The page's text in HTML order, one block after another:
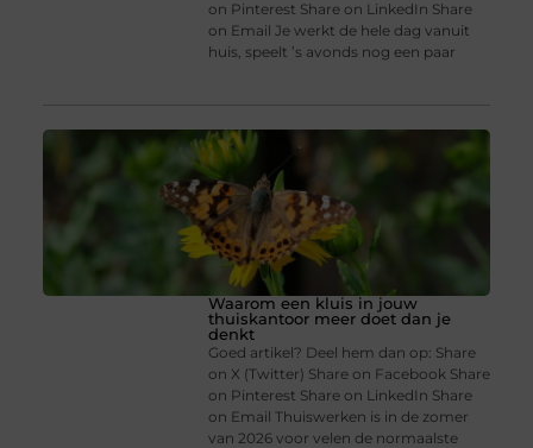
on Pinterest Share on LinkedIn Share
on Email Je werkt de hele dag vanuit
huis, speelt ’s avonds nog een paar
Waarom een kluis in jouw
thuiskantoor meer doet dan je
denkt
Goed artikel? Deel hem dan op: Share
on X (Twitter) Share on Facebook Share
on Pinterest Share on LinkedIn Share
on Email Thuiswerken is in de zomer
van 2026 voor velen de normaalste